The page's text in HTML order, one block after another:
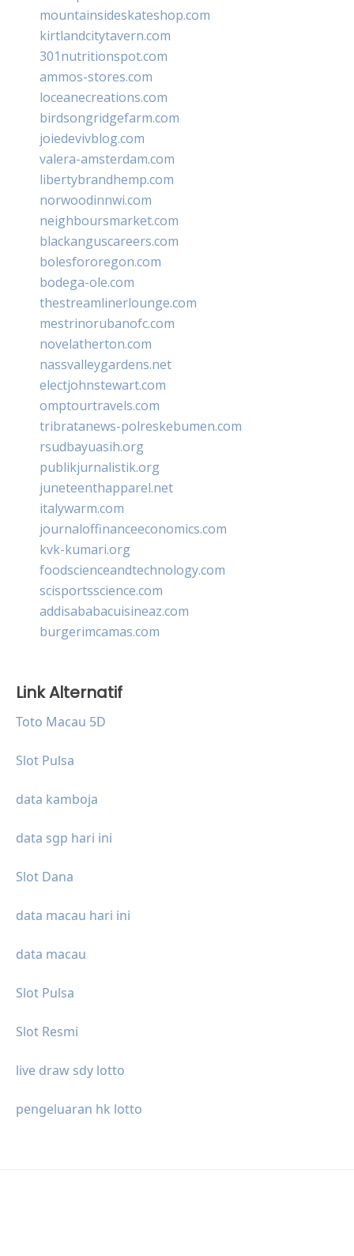
mountainsideskateshop.com
kirtlandcitytavern.com
301nutritionspot.com
ammos-stores.com
loceanecreations.com
birdsongridgefarm.com
joiedevivblog.com
valera-amsterdam.com
libertybrandhemp.com
norwoodinnwi.com
neighboursmarket.com
blackanguscareers.com
bolesfororegon.com
bodega-ole.com
thestreamlinerlounge.com
mestrinorubanofc.com
novelatherton.com
nassvalleygardens.net
electjohnstewart.com
omptourtravels.com
tribratanews-polreskebumen.com
rsudbayuasih.org
publikjurnalistik.org
juneteenthapparel.net
italywarm.com
journaloffinanceeconomics.com
kvk-kumari.org
foodscienceandtechnology.com
scisportsscience.com
addisababacuisineaz.com
burgerimcamas.com
Link Alternatif
Toto Macau 5D
Slot Pulsa
data kamboja
data sgp hari ini
Slot Dana
data macau hari ini
data macau
Slot Pulsa
Slot Resmi
live draw sdy lotto
pengeluaran hk lotto